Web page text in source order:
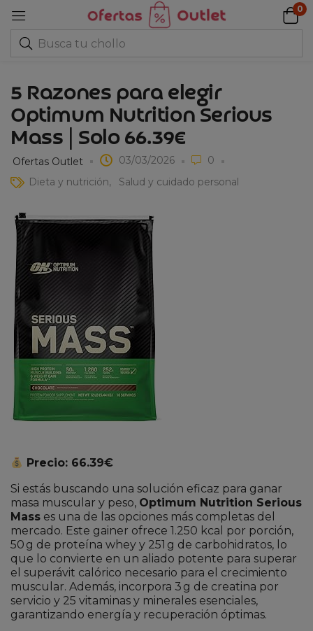
0
5 Razones para elegir
Optimum Nutrition Serious
Mass | Solo 66.39€
Ofertas Outlet 03/03/2026
0
Dieta y nutrición
Salud y cuidado personal
Precio: 66.39€
Si estás buscando una solución eficaz para ganar
masa muscular y peso, Optimum Nutrition Serious
Mass es una de las opciones más completas del
mercado. Este gainer ofrece 1.250 kcal por porción,
50 g de proteína whey y 251 g de carbohidratos, lo
que lo convierte en un aliado potente para superar
el superávit calórico necesario para el crecimiento
muscular. Además, incorpora 3 g de creatina por
servicio y 25 vitaminas y minerales esenciales,
garantizando energía y recuperación óptimas.